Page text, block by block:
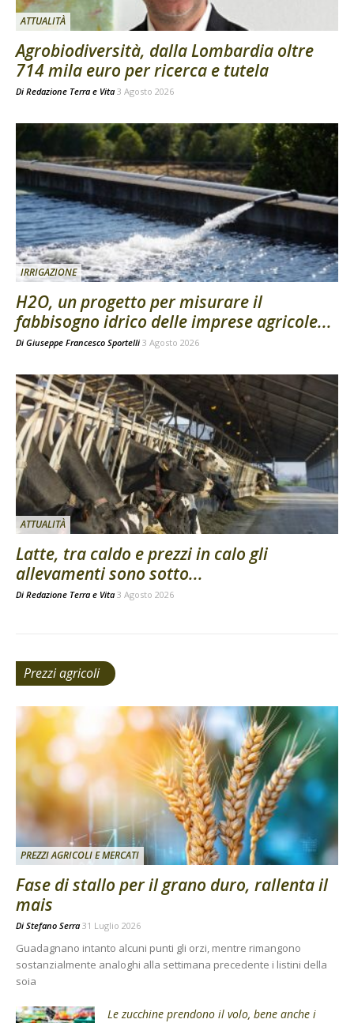
ATTUALITÀ
Agrobiodiversità, dalla Lombardia oltre
714 mila euro per ricerca e tutela
Di Redazione Terra e Vita 3 Agosto 2026
IRRIGAZIONE
H2O, un progetto per misurare il
fabbisogno idrico delle imprese agricole...
Di Giuseppe Francesco Sportelli 3 Agosto 2026
ATTUALITÀ
Latte, tra caldo e prezzi in calo gli
allevamenti sono sotto...
Di Redazione Terra e Vita 3 Agosto 2026
Prezzi agricoli
PREZZI AGRICOLI E MERCATI
Fase di stallo per il grano duro, rallenta il
mais
Di Stefano Serra 31 Luglio 2026
Guadagnano intanto alcuni punti gli orzi, mentre rimangono
sostanzialmente analoghi alla settimana precedente i listini della
soia
Le zucchine prendono il volo, bene anche i